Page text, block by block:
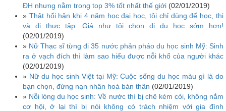
ĐH nhưng nằm trong top 3% tốt nhất thế giới (02/01/2019)
» Thật hối hận khi 4 năm học đại học, tôi chỉ dùng để học, thi
và đi thực tập: Giá như tôi chọn đi du học sớm hơn!
(02/01/2019)
» Nữ Thạc sĩ từng đi 35 nước phản pháo du học sinh Mỹ: Sinh
ra ở vạch đích thì làm sao hiểu được nỗi khổ của người khác
(02/01/2019)
» Nữ du học sinh Việt tại Mỹ: Cuộc sống du học màu gì là do
bạn chọn, đừng nạn nhân hoá bản thân (02/01/2019)
» Nỗi lòng du học sinh: Về nước thì bị chê kém cỏi, không nắm
cơ hội, ở lại thì bị nói không có trách nhiệm với gia đình